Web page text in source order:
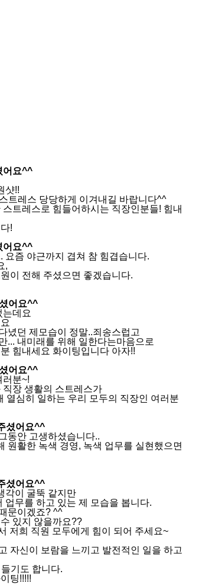
어요^^
샷!!
트레스 당당하게 이겨내길 바랍니다^^
트레스로 힘들어하시는 직장인분들! 힘내
!
어요^^
요즘 야근까지 겹쳐 참 힘겹습니다.
,
이 전해 주셨으면 좋겠습니다.
어요^^
는데요
녔던 제모습이 정말..죄송스럽고
... 내미래를 위해 일한다는마음으로
힘내세요 화이팅입니다 아자!!
어요^^
러분~!
장 생활의 스트레스가
열심히 일하는 우리 모두의 직장인 여러분
셨어요^^
동안 고생하셨습니다..
원활한 녹색 경영, 녹색 업무를 실현했으면
셨어요^^
각이 굴뚝 같지만
업무를 하고 있는 제 모습을 봅니다.
문이겠죠? ^^
있지 않을까요??
저희 직원 모두에게 힘이 되어 주세요~
자신이 보람을 느끼고 발전적인 일을 하고
기도 합니다.
팅!!!!!